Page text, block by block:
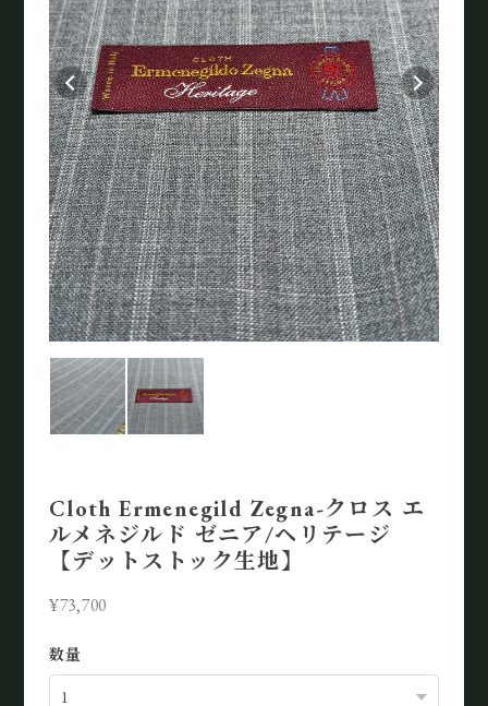
Cloth Ermenegild Zegna-クロス エ
ルメネジルド ゼニア/ヘリテージ
【デットストック生地】
¥73,700
数量